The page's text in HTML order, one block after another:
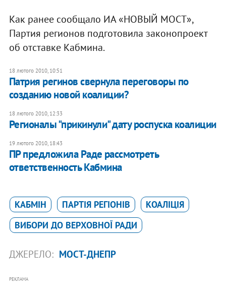
Как ранее сообщало ИА «НОВЫЙ МОСТ»,
Партия регионов подготовила законопроект
об отставке Кабмина.
18 лютого 2010, 10:51
Патрия регинов свернула переговоры по
созданию новой коалиции?
18 лютого 2010, 12:33
Регионалы "прикинули" дату роспуска коалиции
19 лютого 2010, 18:43
ПР предложила Раде рассмотреть
ответственность Кабмина
КАБМІН ПАРТІЯ РЕГІОНІВ
КОАЛІЦІЯ
ВИБОРИ ДО ВЕРХОВНОЇ РАДИ
ДЖЕРЕЛО: МОСТ-ДНЕПР
РЕКЛАМА